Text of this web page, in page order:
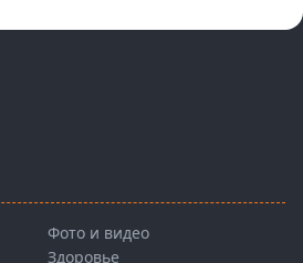
Фото и видео
Здоровье